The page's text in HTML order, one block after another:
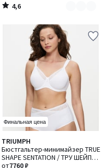
4,6
/
Финальная цена
TRIUMPH
Бюстгальтер-минимайзер TRUE
SHAPE SENTATION / ТРУ ШЕЙП
СЕНСЕЙШН
от7760 ₽
4,5
/ 5
Количество
цветов:
3